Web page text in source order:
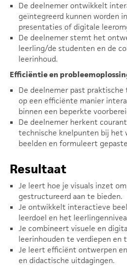
De deelnemer ontwikkelt
geïntegreerd kunnen worden
presentaties of digitale
De deelnemer stemt het
leerling/de studenten en de
leerinhoud.
Efficiëntie en
De deelnemer past
op een efficiënte manier
binnen een beperkte
De deelnemer herkent
technische knelpunten bij
beelden en formuleert
Resultaat
Je leert hoe je visuals inzet
gestructureerd aan te bieden.
Je ontwikkelt interactieve
leerdoel en het
Je combineert visuele en
leerinhouden te verdiepen en
Je leert efficiënt ontwerpen
en didactische uitdagingen.